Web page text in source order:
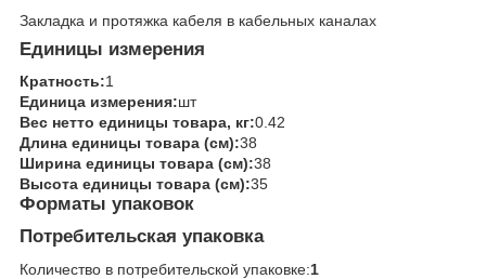
Закладка и протяжка кабеля в кабельных каналах
Единицы измерения
Кратность:1
Единица измерения:шт
Вес нетто единицы товара, кг:0.42
Длина единицы товара (см):38
Ширина единицы товара (см):38
Высота единицы товара (см):35
Форматы упаковок
Потребительская упаковка
Количество в потребительской упаковке:1